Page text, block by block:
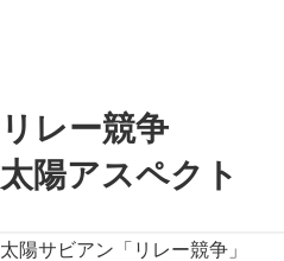
リレー競争
太陽アスペクト
太陽サビアン「リレー競争」